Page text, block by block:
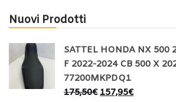
Nuovi Prodotti
SATTEL HONDA NX 500
F 2022-2024 CB 500 X
77200MKPDQ1
175,50€ 157,95€